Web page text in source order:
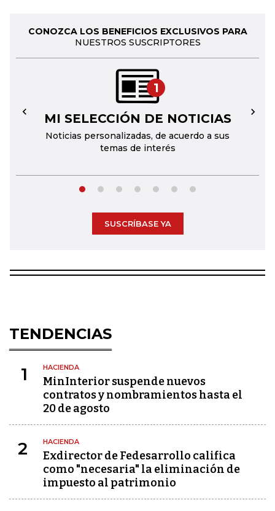
CONOZCA LOS BENEFICIOS EXCLUSIVOS PARA
NUESTROS SUSCRIPTORES
1
MI SELECCIÓN DE NOTICIAS
Noticias personalizadas, de acuerdo a sus
temas de interés
← →
SUSCRÍBASE YA
TENDENCIAS
1 HACIENDA
MinInterior suspende nuevos
contratos y nombramientos hasta el
20 de agosto
2 HACIENDA
Exdirector de Fedesarrollo califica
como "necesaria" la eliminación de
impuesto al patrimonio